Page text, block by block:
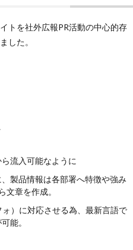
トを社外広報PR活動の中心的存
した。
流入可能なように
製品情報は各部署へ特徴や強み
文章を作成。
）に対応させる為、最新言語で
能。